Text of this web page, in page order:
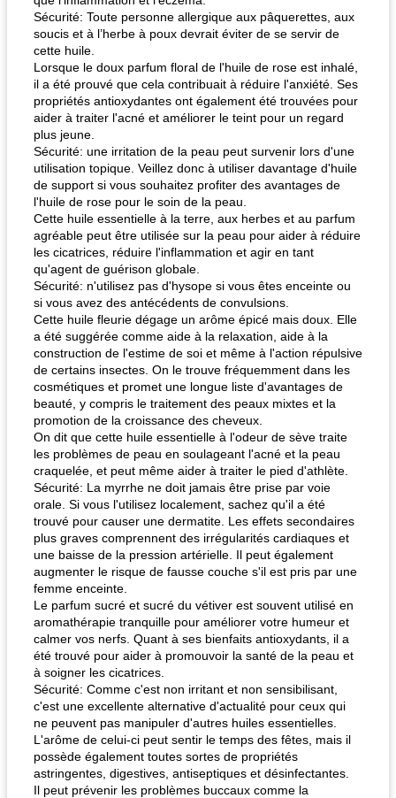
Sécurité: Toute personne allergique aux pâquerettes, aux
soucis et à l’herbe à poux devrait éviter de se servir de
cette huile.
Lorsque le doux parfum floral de l'huile de rose est inhalé,
il a été prouvé que cela contribuait à réduire l'anxiété. Ses
propriétés antioxydantes ont également été trouvées pour
aider à traiter l'acné et améliorer le teint pour un regard
plus jeune.
Sécurité: une irritation de la peau peut survenir lors d'une
utilisation topique. Veillez donc à utiliser davantage d'huile
de support si vous souhaitez profiter des avantages de
l'huile de rose pour le soin de la peau.
Cette huile essentielle à la terre, aux herbes et au parfum
agréable peut être utilisée sur la peau pour aider à réduire
les cicatrices, réduire l'inflammation et agir en tant
qu'agent de guérison globale.
Sécurité: n'utilisez pas d'hysope si vous êtes enceinte ou
si vous avez des antécédents de convulsions.
Cette huile fleurie dégage un arôme épicé mais doux. Elle
a été suggérée comme aide à la relaxation, aide à la
construction de l'estime de soi et même à l'action répulsive
de certains insectes. On le trouve fréquemment dans les
cosmétiques et promet une longue liste d'avantages de
beauté, y compris le traitement des peaux mixtes et la
promotion de la croissance des cheveux.
On dit que cette huile essentielle à l'odeur de sève traite
les problèmes de peau en soulageant l'acné et la peau
craquelée, et peut même aider à traiter le pied d'athlète.
Sécurité: La myrrhe ne doit jamais être prise par voie
orale. Si vous l'utilisez localement, sachez qu'il a été
trouvé pour causer une dermatite. Les effets secondaires
plus graves comprennent des irrégularités cardiaques et
une baisse de la pression artérielle. Il peut également
augmenter le risque de fausse couche s'il est pris par une
femme enceinte.
Le parfum sucré et sucré du vétiver est souvent utilisé en
aromathérapie tranquille pour améliorer votre humeur et
calmer vos nerfs. Quant à ses bienfaits antioxydants, il a
été trouvé pour aider à promouvoir la santé de la peau et
à soigner les cicatrices.
Sécurité: Comme c'est non irritant et non sensibilisant,
c'est une excellente alternative d'actualité pour ceux qui
ne peuvent pas manipuler d'autres huiles essentielles.
L'arôme de celui-ci peut sentir le temps des fêtes, mais il
possède également toutes sortes de propriétés
astringentes, digestives, antiseptiques et désinfectantes.
Il peut prévenir les problèmes buccaux comme la